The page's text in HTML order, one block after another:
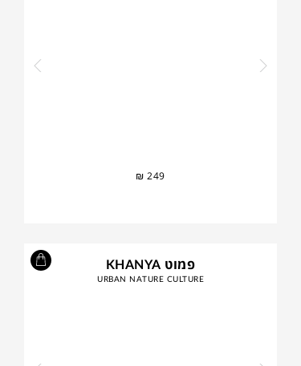
₪ 249
פמוט KHANYA
URBAN NATURE CULTURE